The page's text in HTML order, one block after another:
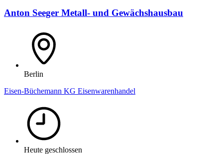
Anton Seeger Metall- und Gewächshausbau
Berlin
Eisen-Büchemann KG Eisenwarenhandel
Heute geschlossen